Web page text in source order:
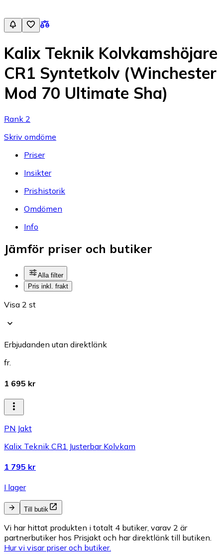
Kalix Teknik Kolvkamshöjare
CR1 Syntetkolv (Winchester
Mod 70 Ultimate Sha)
Rank 2
Skriv omdöme
Priser
Insikter
Prishistorik
Omdömen
Info
Jämför priser och butiker
Alla filter
Pris inkl. frakt
Visa 2 st
Erbjudanden utan direktlänk
fr.
1 695 kr
PN Jakt
Kalix Teknik CR1 Justerbar Kolvkam
1 795 kr
I lager
Till butik
Vi har hittat produkten i totalt 4 butiker, varav 2 är
partnerbutiker hos Prisjakt och har direktlänk till butiken.
Hur vi visar priser och butiker.